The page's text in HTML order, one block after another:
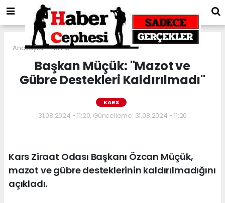
Anasayfa KARS
Başkan Müçük: "Mazot ve
Gübre Destekleri Kaldırılmadı"
KARS
31.08.2024 - 11:20, Güncelleme: 31.08.2024 - 11:20
Kars Ziraat Odası Başkanı Özcan Müçük,
mazot ve gübre desteklerinin kaldırılmadığını
açıkladı.